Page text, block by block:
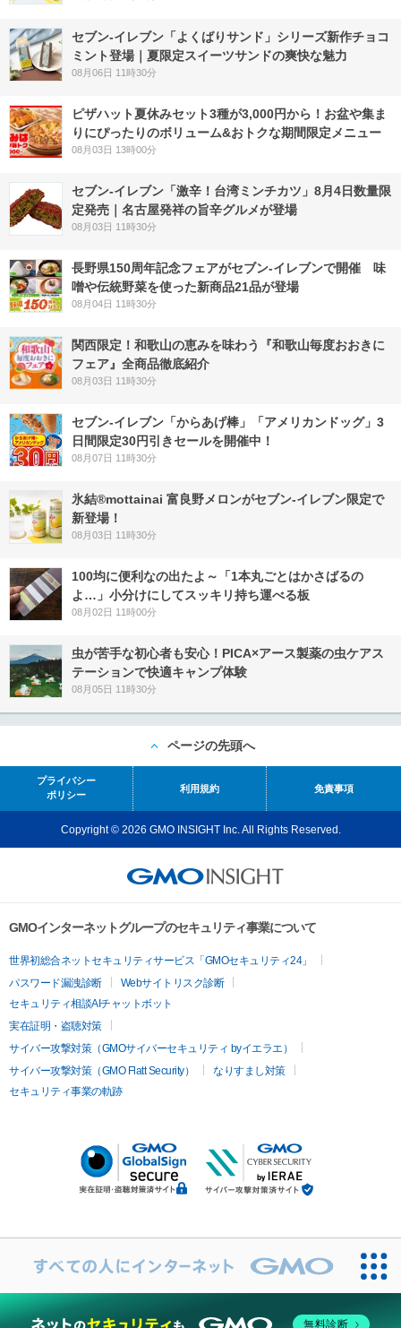
セブン‐イレブン「よくばりサンド」シリーズ新作チョコ
ミント登場｜夏限定スイーツサンドの爽快な魅力
08月06日 11時30分
ピザハット夏休みセット3種が3,000円から！お盆や集ま
りにぴったりのボリューム&おトクな期間限定メニュー
08月03日 13時00分
セブン-イレブン「激辛！台湾ミンチカツ」8月4日数量限
定発売｜名古屋発祥の旨辛グルメが登場
08月03日 11時30分
長野県150周年記念フェアがセブン-イレブンで開催 味
噌や伝統野菜を使った新商品21品が登場
08月04日 11時30分
関西限定！和歌山の恵みを味わう『和歌山毎度おおきに
フェア』全商品徹底紹介
08月03日 11時30分
セブン‐イレブン「からあげ棒」「アメリカンドッグ」3
日間限定30円引きセールを開催中！
08月07日 11時30分
氷結®mottainai 富良野メロンがセブン‐イレブン限定で
新登場！
08月03日 11時30分
100均に便利なの出たよ～「1本丸ごとはかさばるの
よ…」小分けにしてスッキリ持ち運べる板
08月02日 11時00分
虫が苦手な初心者も安心！PICA×アース製薬の虫ケアス
テーションで快適キャンプ体験
08月05日 11時30分
ページの先頭へ
プライバシー
ポリシー
利用規約 免責事項
Copyright © 2026 GMO INSIGHT Inc. All Rights Reserved.
GMOインターネットグループのセキュリティ事業について
世界初総合ネットセキュリティサービス「GMOセキュリティ24」
パスワード漏洩診断
Webサイトリスク診断
セキュリティ相談AIチャットボット
実在証明・盗聴対策
サイバー攻撃対策（GMOサイバーセキュリティ byイエラエ）
サイバー攻撃対策（GMO Flatt Security）
なりすまし対策
セキュリティ事業の軌跡
無料診断